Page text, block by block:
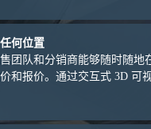
何位置
团队和分销商能够随时随地
和报价。通过交互式 3D 可